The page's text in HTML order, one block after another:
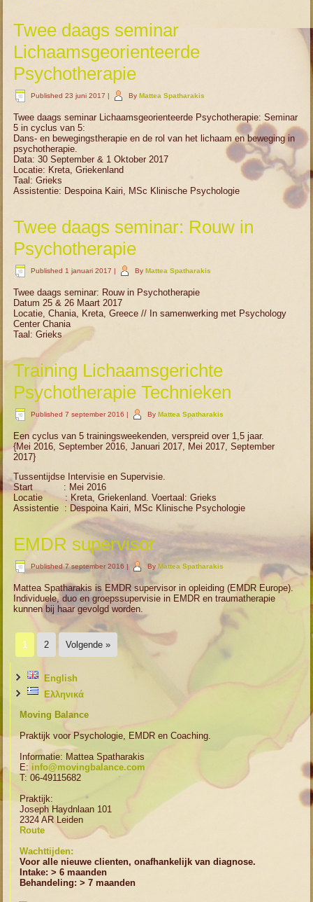
Twee daags seminar
Lichaamsgeorienteerde
Psychotherapie
Published 23 juni 2017 | By Mattea Spatharakis
Twee daags seminar Lichaamsgeorienteerde Psychotherapie: Seminar
5 in cyclus van 5:
Dans- en bewegingstherapie en de rol van het lichaam en beweging in
psychotherapie.
Data: 30 September & 1 Oktober 2017
Locatie: Kreta, Griekenland
Taal: Grieks
Assistentie: Despoina Kairi, MSc Klinische Psychologie
Twee daags seminar: Rouw in
Psychotherapie
Published 1 januari 2017 | By Mattea Spatharakis
Twee daags seminar: Rouw in Psychotherapie
Datum 25 & 26 Maart 2017
Locatie, Chania, Kreta, Greece // In samenwerking met Psychology
Center Chania
Taal: Grieks
Training Lichaamsgerichte
Psychotherapie Technieken
Published 7 september 2016 | By Mattea Spatharakis
Een cyclus van 5 trainingsweekenden, verspreid over 1,5 jaar.
{Mei 2016, September 2016, Januari 2017, Mei 2017, September
2017}
Tussentijdse Intervisie en Supervisie.
Start : Mei 2016
Locatie : Kreta, Griekenland. Voertaal: Grieks
Assistentie : Despoina Kairi, MSc Klinische Psychologie
EMDR supervisor
Published 7 september 2016 | By Mattea Spatharakis
Mattea Spatharakis is EMDR supervisor in opleiding (EMDR Europe).
Individuele, duo en groepssupervisie in EMDR en traumatherapie
kunnen bij haar gevolgd worden.
1 2 Volgende »
English
Ελληνικά
Moving Balance
Praktijk voor Psychologie, EMDR en Coaching.
Informatie: Mattea Spatharakis
E: info@movingbalance.com
T: 06-49115682
Praktijk:
Joseph Haydnlaan 101
2324 AR Leiden
Route
Wachttijden:
Voor alle nieuwe clienten, onafhankelijk van diagnose.
Intake: > 6 maanden
Behandeling: > 7 maanden